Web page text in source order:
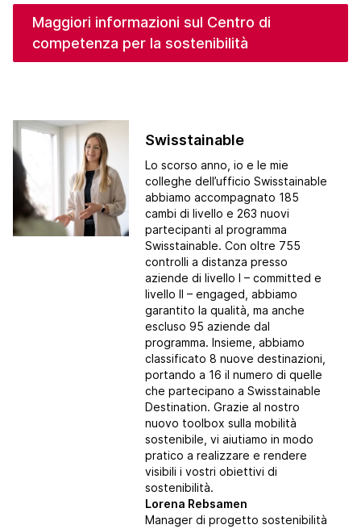
Maggiori informazioni sul Centro di
competenza per la sostenibilità
Swisstainable
Lo scorso anno, io e le mie
colleghe dell’ufficio Swisstainable
abbiamo accompagnato 185
cambi di livello e 263 nuovi
partecipanti al programma
Swisstainable. Con oltre 755
controlli a distanza presso
aziende di livello I – committed e
livello II – engaged, abbiamo
garantito la qualità, ma anche
escluso 95 aziende dal
programma. Insieme, abbiamo
classificato 8 nuove destinazioni
portando a 16 il numero di quelle
che partecipano a Swisstainable
Destination. Grazie al nostro
nuovo toolbox sulla mobilità
sostenibile, vi aiutiamo in modo
pratico a realizzare e rendere
visibili i vostri obiettivi di
sostenibilità.
Lorena Rebsamen
Manager di progetto sostenibilità